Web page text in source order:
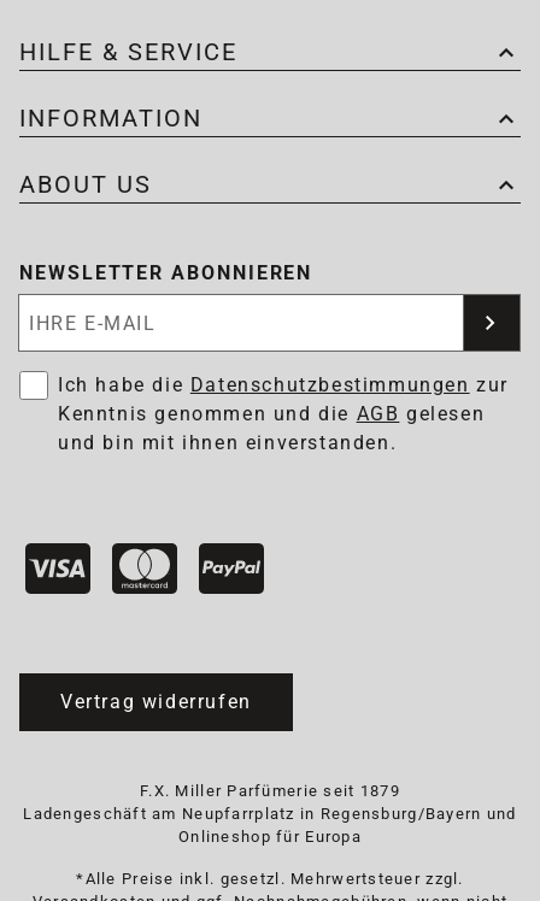
HILFE & SERVICE
INFORMATION
ABOUT US
NEWSLETTER ABONNIEREN
Ich habe die Datenschutzbestimmungen zur
Kenntnis genommen und die AGB gelesen
und bin mit ihnen einverstanden.
Vertrag widerrufen
F.X. Miller Parfümerie seit 1879
Ladengeschäft am Neupfarrplatz in Regensburg/Bayern und
Onlineshop für Europa
*Alle Preise inkl. gesetzl. Mehrwertsteuer zzgl.